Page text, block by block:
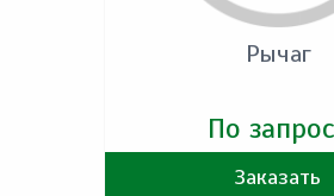
Рычаг
По
Заказать